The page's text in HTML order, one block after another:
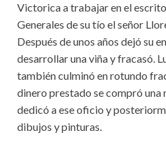
Victorica a trabajar en el
Generales de su tío el señor
Después de unos años dejó su
desarrollar una viña y fracasó.
también culminó en rotundo
dinero prestado se compró una
dedicó a ese oficio y
dibujos y pinturas.